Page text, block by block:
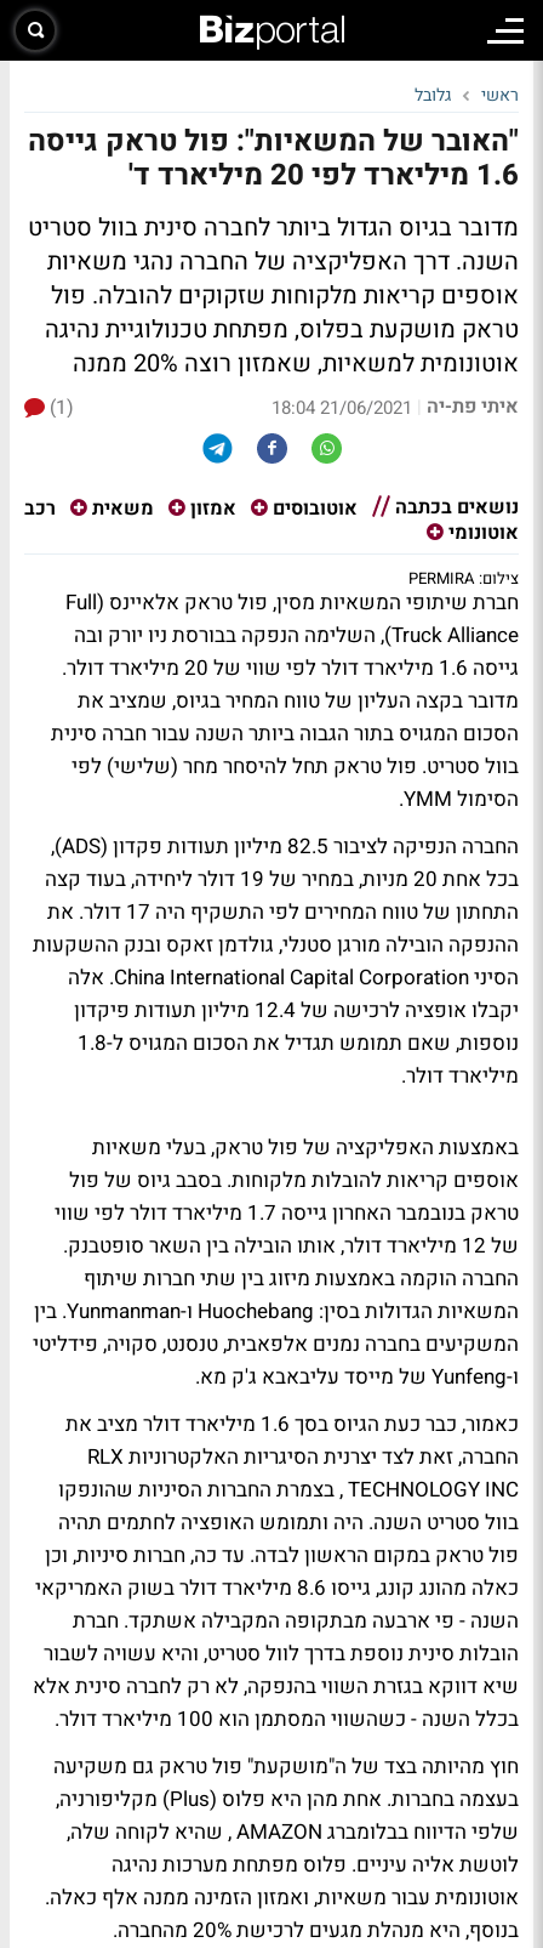
ראשי גלובל
"האובר של המשאיות": פול טראק גייסה
1.6 מיליארד לפי 20 מיליארד ד'
מדובר בגיוס הגדול ביותר לחברה סינית בוול סטריט
השנה. דרך האפליקציה של החברה נהגי משאיות
אוספים קריאות מלקוחות שזקוקים להובלה. פול
טראק מושקעת בפלוס, מפתחת טכנולוגיית נהיגה
אוטונומית למשאיות, שאמזון רוצה 20% ממנה
איתי פת-יה |
21/06/2021 18:04
(1)
נושאים בכתבה אוטובוסים אמזון משאית
רכב
אוטונומי
צילום: PERMIRA
חברת שיתופי המשאיות מסין, פול טראק אלאיינס (Full
Truck Alliance), השלימה הנפקה בבורסת ניו יורק ובה
גייסה 1.6 מיליארד דולר לפי שווי של 20 מיליארד דולר.
מדובר בקצה העליון של טווח המחיר בגיוס, שמציב את
הסכום המגויס בתור הגבוה ביותר השנה עבור חברה סינית
בוול סטריט. פול טראק תחל להיסחר מחר (שלישי) לפי
הסימול YMM.
החברה הנפיקה לציבור 82.5 מיליון תעודות פקדון (ADS),
בכל אחת 20 מניות, במחיר של 19 דולר ליחידה, בעוד קצה
התחתון של טווח המחירים לפי התשקיף היה 17 דולר. את
ההנפקה הובילה מורגן סטנלי, גולדמן זאקס ובנק ההשקעות
הסיני China International Capital Corporation. אלה
יקבלו אופציה לרכישה של 12.4 מיליון תעודות פיקדון
נוספות, שאם תמומש תגדיל את הסכום המגויס ל-1.8
מיליארד דולר.
באמצעות האפליקציה של פול טראק, בעלי משאיות
אוספים קריאות להובלות מלקוחות. בסבב גיוס של פול
טראק בנובמבר האחרון גייסה 1.7 מיליארד דולר לפי שווי
של 12 מיליארד דולר, אותו הובילה בין השאר סופטבנק.
החברה הוקמה באמצעות מיזוג בין שתי חברות שיתוף
המשאיות הגדולות בסין: Huochebang ו-Yunmanman. בין
המשקיעים בחברה נמנים אלפאבית, טנסנט, סקויה, פידליטי
ו-Yunfeng של מייסד עליבאבא ג'ק מא.
כאמור, כבר כעת הגיוס בסך 1.6 מיליארד דולר מציב את
החברה, זאת לצד יצרנית הסיגריות האלקטרוניות RLX
TECHNOLOGY INC , בצמרת החברות הסיניות שהונפקו
בוול סטריט השנה. היה ותמומש האופציה לחתמים תהיה
פול טראק במקום הראשון לבדה. עד כה, חברות סיניות, וכן
כאלה מהונג קונג, גייסו 8.6 מיליארד דולר בשוק האמריקאי
השנה - פי ארבעה מבתקופה המקבילה אשתקד. חברת
הובלות סינית נוספת בדרך לוול סטריט, והיא עשויה לשבור
שיא דווקא בגזרת השווי בהנפקה, לא רק לחברה סינית אלא
בכלל השנה - כשהשווי המסתמן הוא 100 מיליארד דולר.
חוץ מהיותה בצד של ה"מושקעת" פול טראק גם משקיעה
בעצמה בחברות. אחת מהן היא פלוס (Plus) מקליפורניה,
שלפי הדיווח בבלומברג AMAZON , שהיא לקוחה שלה,
לוטשת אליה עיניים. פלוס מפתחת מערכות נהיגה
אוטונומית עבור משאיות, ואמזון הזמינה ממנה אלף כאלה.
בנוסף, היא מנהלת מגעים לרכישת 20% מהחברה.